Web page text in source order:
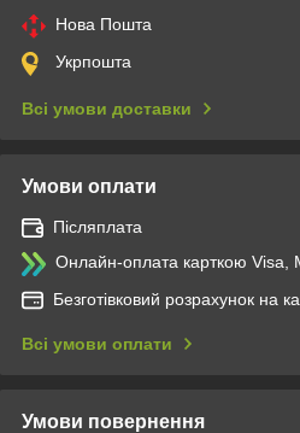
Нова Пошта
Укрпошта
Всі умови доставки
Умови оплати
Післяплата
Онлайн-оплата карткою Visa,
Безготівковий розрахунок на
Всі умови оплати
Умови повернення